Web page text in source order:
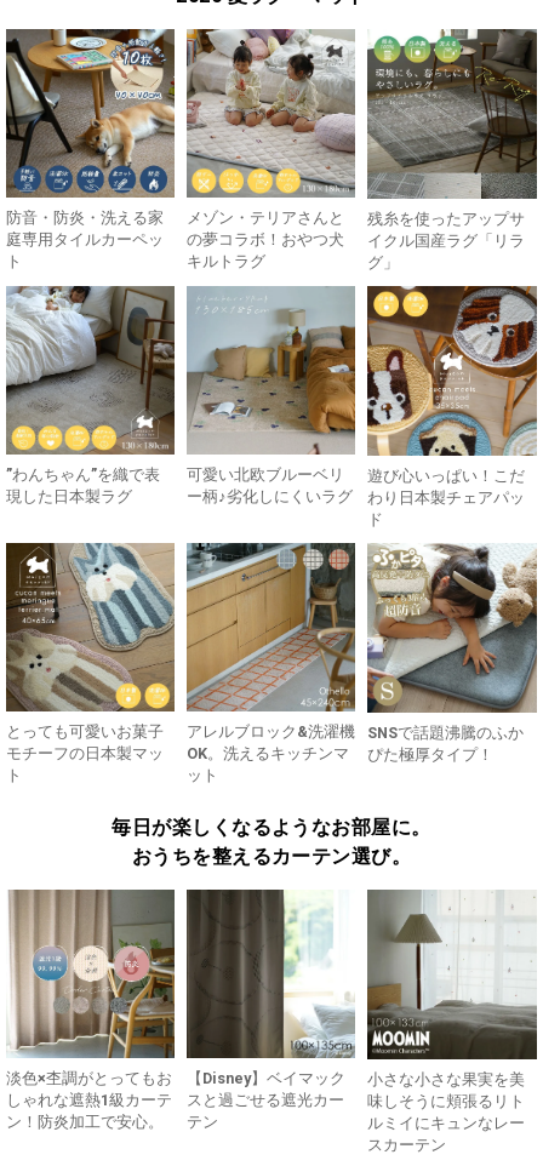
防音・防炎・洗える家
庭専用タイルカーペッ
ト
メゾン・テリアさんと
の夢コラボ！おやつ犬
キルトラグ
残糸を使ったアップサ
イクル国産ラグ「リラ
グ」
”わんちゃん”を織で表
現した日本製ラグ
可愛い北欧ブルーベリ
ー柄♪劣化しにくいラグ
遊び心いっぱい！こだ
わり日本製チェアパッ
ド
とっても可愛いお菓子
モチーフの日本製マッ
ト
アレルブロック&洗濯機
OK。洗えるキッチンマ
ット
SNSで話題沸騰のふか
ぴた極厚タイプ！
毎日が楽しくなるようなお部屋に。
おうちを整えるカーテン選び。
淡色×杢調がとってもお
しゃれな遮熱1級カーテ
ン！防炎加工で安心。
【Disney】ベイマック
スと過ごせる遮光カー
テン
小さな小さな果実を美
味しそうに頬張るリト
ルミイにキュンなレー
スカーテン